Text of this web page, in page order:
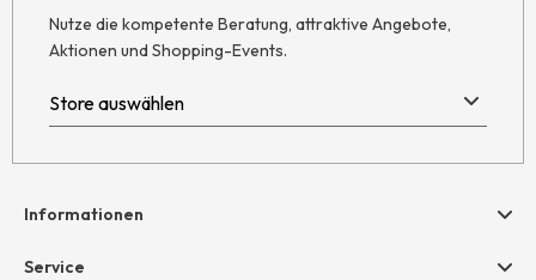
Nutze die kompetente Beratung, attraktive Angebote,
Aktionen und Shopping-Events.
Informationen
Hilfe & Kontakt
Service